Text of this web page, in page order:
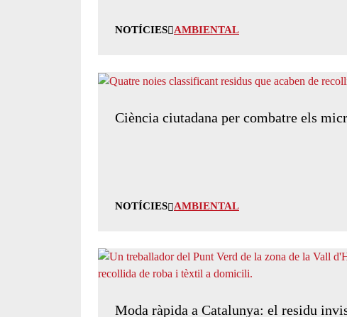
NOTÍCIES AMBIENTAL
Ciència ciutadana per combatre els
NOTÍCIES AMBIENTAL
Moda ràpida a Catalunya: el residu